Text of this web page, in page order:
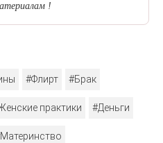
!
#Флирт #Брак
практики #Деньги